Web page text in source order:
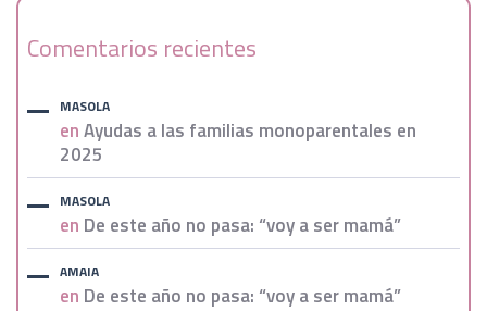
Comentarios recientes
MASOLA
enAyudas a las familias monoparentales en
2025
MASOLA
en De este año no pasa: “voy a ser mamá”
AMAIA
en De este año no pasa: “voy a ser mamá”